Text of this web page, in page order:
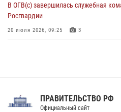
В ОГВ(с) завершилась служебная
Росгвардии
20 июля 2026, 09:25 3
Праздник «Один день с
ПРАВИТЕЛЬСТВО РФ
Официальный сайт